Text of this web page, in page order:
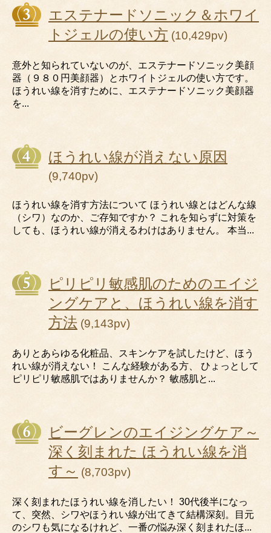
エステナードソニック＆ホワイ
トジェルの使い方 (10,429pv)
意外と知られていないのが、エステナードソニック美顔
器（９８０円美顔器）とホワイトジェルの使い方です。
ほうれい線を消すために、エステナードソニック美顔器
を...
ほうれい線が消えない原因
(9,740pv)
ほうれい線を消す方法について ほうれい線とはどんな線
（シワ）なのか、ご存知ですか？ これを知らずに対策を
しても、ほうれい線が消えるわけはありません。 本当...
ピリピリ敏感肌のためのエイジ
ングケアと、ほうれい線を消す
方法 (9,143pv)
ありとあらゆる化粧品、スキンケアを試したけど、ほう
れい線が消えない！ こんな経験がある方、 ひょっとして
ピリピリ敏感肌ではありませんか？ 敏感肌と...
ビーグレンのエイジングケア～
深く刻まれた ほうれい線を消
す～ (8,703pv)
深く刻まれたほうれい線を消したい！ 30代後半になっ
て、突然、シワやほうれい線が出てきて結構深刻。目元
のシワも気になるけれど、一番の悩み深く刻まれたほ...